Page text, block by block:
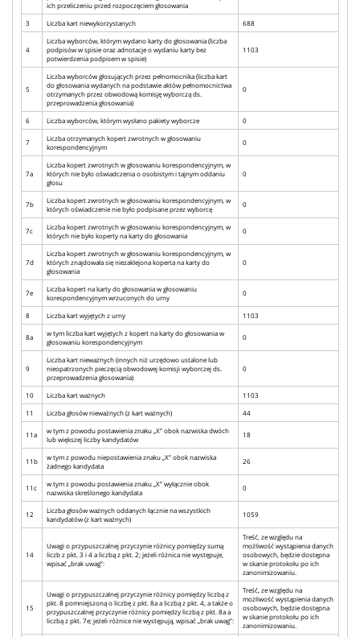
ich przeliczeniu przed rozpoczęciem głosowania
3 Liczba kart niewykorzystanych 688
4
Liczba wyborców, którym wydano karty do głosowania (liczba
podpisów w spisie oraz adnotacje o wydaniu karty bez
potwierdzenia podpisem w spisie)
1103
5
Liczba wyborców głosujących przez pełnomocnika (liczba kart
do głosowania wydanych na podstawie aktów pełnomocnictwa
otrzymanych przez obwodową komisję wyborczą ds.
przeprowadzenia głosowania)
0
6 Liczba wyborców, którym wysłano pakiety wyborcze 0
7
Liczba otrzymanych kopert zwrotnych w głosowaniu
korespondencyjnym
0
7a
Liczba kopert zwrotnych w głosowaniu korespondencyjnym, w
których nie było oświadczenia o osobistym i tajnym oddaniu
głosu
0
7b
Liczba kopert zwrotnych w głosowaniu korespondencyjnym, w
których oświadczenie nie było podpisane przez wyborcę
0
7c
Liczba kopert zwrotnych w głosowaniu korespondencyjnym, w
których nie było koperty na karty do głosowania
0
7d
Liczba kopert zwrotnych w głosowaniu korespondencyjnym, w
których znajdowała się niezaklejona koperta na karty do
głosowania
0
7e
Liczba kopert na karty do głosowania w głosowaniu
korespondencyjnym wrzuconych do urny
0
8 Liczba kart wyjętych z urny 1103
8a
w tym liczba kart wyjętych z kopert na karty do głosowania w
głosowaniu korespondencyjnym
0
9
Liczba kart nieważnych (innych niż urzędowo ustalone lub
nieopatrzonych pieczęcią obwodowej komisji wyborczej ds.
przeprowadzenia głosowania)
0
10 Liczba kart ważnych
1103
11
Liczba głosów nieważnych (z kart ważnych) 44
11a
w tym z powodu postawienia znaku „X” obok nazwiska dwóch
lub większej liczby kandydatów
18
11b
w tym z powodu niepostawienia znaku „X” obok nazwiska
żadnego kandydata
26
11c
w tym z powodu postawienia znaku „X” wyłącznie obok
nazwiska skreślonego kandydata
0
12
Liczba głosów ważnych oddanych łącznie na wszystkich
kandydatów (z kart ważnych)
1059
14
Uwagi o przypuszczalnej przyczynie różnicy pomiędzy sumą
liczb z pkt. 3 i 4 a liczbą z pkt. 2; jeżeli różnica nie występuje,
wpisać „brak uwag”:
Treść, ze względu na
możliwość wystąpienia danych
osobowych, będzie dostępna
w skanie protokołu po ich
zanonimizowaniu.
15
Uwagi o przypuszczalnej przyczynie różnicy pomiędzy liczbą z
pkt. 8 pomniejszoną o liczbę z pkt. 8a a liczbą z pkt. 4, a także o
przypuszczalnej przyczynie różnicy pomiędzy liczbą z pkt. 8a a
liczbą z pkt. 7e; jeżeli różnice nie występują, wpisać „brak uwag”:
Treść, ze względu na
możliwość wystąpienia danych
osobowych, będzie dostępna
w skanie protokołu po ich
zanonimizowaniu.